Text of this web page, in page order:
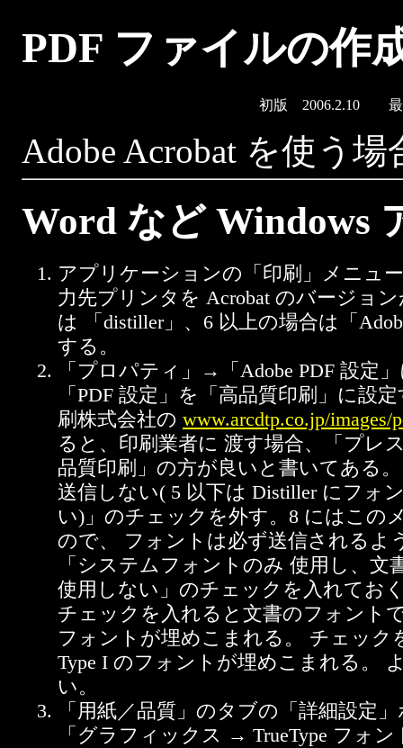
PDF ファイルの作
初版 2006.2.10 最
Adobe Acrobat を使う
Word など Windows
アプリケーションの「印刷」メニュ
力先プリンタを Acrobat のバージョ
は 「distiller」、6 以上の場合は「
する。
「プロパティ」→「Adobe PDF 設定
「PDF 設定」を「高品質印刷」に設
刷株式会社の www.arcdtp.co.jp/images/
ると、印刷業者に 渡す場合、「プレ
品質印刷」の方が良いと書いてある
送信しない( 5 以下は Distiller にフォ
い)」のチェックを外す。8 にはこの
ので、 フォントは必ず送信されるよ
「システムフォントのみ 使用し、文
使用しない」のチェックを入れてお
チェックを入れると文書のフォント
フォントが埋めこまれる。 チェック
Type I のフォントが埋めこまれる。
い。
「用紙／品質」のタブの「詳細設定
「グラフィックス → TrueType フォ